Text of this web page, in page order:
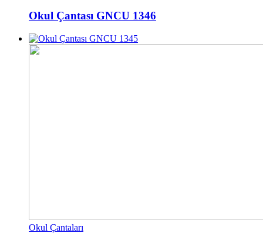
Okul Çantası GNCU 1346
Okul Çantaları